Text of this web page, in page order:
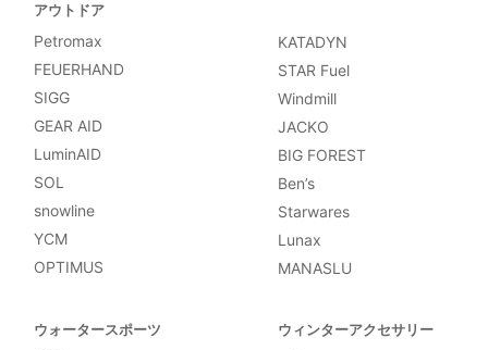
アウトドア
Petromax
FEUERHAND
SIGG
GEAR AID
LuminAID
SOL
snowline
YCM
OPTIMUS
KATADYN
STAR Fuel
Windmill
JACKO
BIG FOREST
Ben’s
Starwares
Lunax
MANASLU
ウォータースポーツ ウィンターアクセサリー